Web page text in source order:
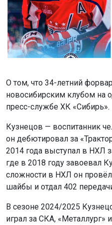
О том, что 34-летний
новосибирским клубом на
пресс-службе ХК «Сибирь».
Кузнецов — воспитанник
он дебютировал за
2014 года выступал в НХЛ
где в 2018 году завоевал
сложности в НХЛ он провёл
шайбы и отдал 402
В сезоне 2024/2025
играл за СКА,